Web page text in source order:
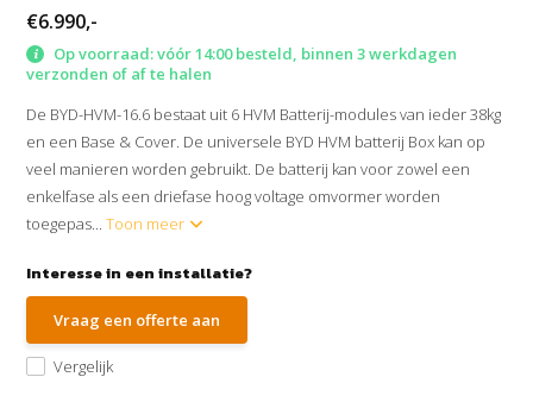
€6.990,-
Op voorraad: vóór 14:00 besteld, binnen 3 werkdagen
verzonden of af te halen
De BYD-HVM-16.6 bestaat uit 6 HVM Batterij-modules van ieder 38kg
en een Base & Cover. De universele BYD HVM batterij Box kan op
veel manieren worden gebruikt. De batterij kan voor zowel een
enkelfase als een driefase hoog voltage omvormer worden
toegepas...Toon meer
Interesse in een installatie?
Vraag een offerte aan
Vergelijk